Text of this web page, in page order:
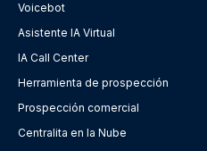
Voicebot
Asistente IA Virtual
IA Call Center
Herramienta de prospección
Prospección comercial
Centralita en la Nube